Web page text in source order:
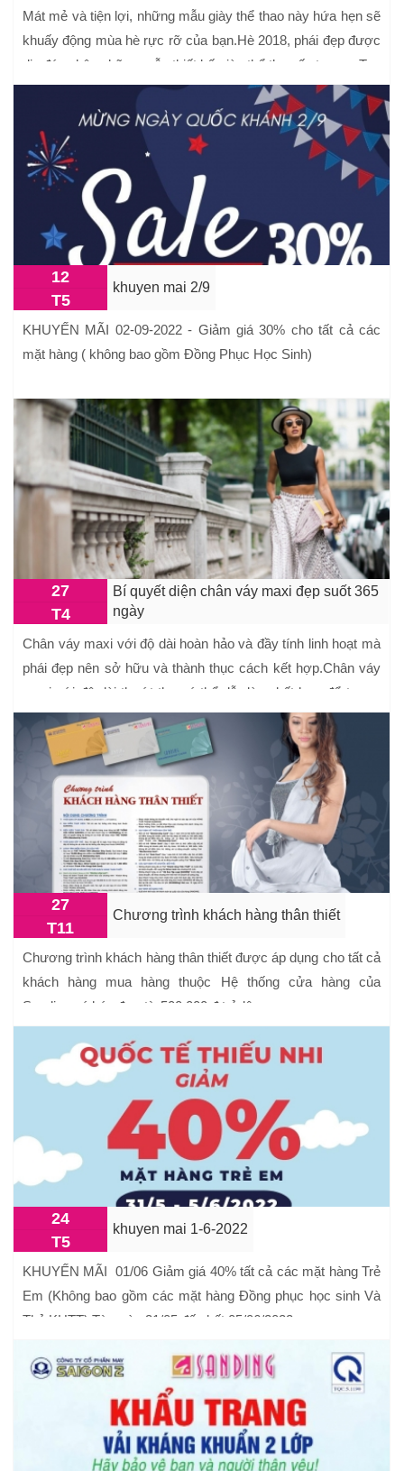
Mát mẻ và tiện lợi, những mẫu giày thể thao này hứa hẹn sẽ
khuấy động mùa hè rực rỡ của bạn.Hè 2018, phái đẹp được
dịp đón nhận những mẫu thiết kế giày thể thao ấn tượng. Tuy
nhiên ...
12
T5
khuyen mai 2/9
KHUYẾN MÃI 02-09-2022 - Giảm giá 30% cho tất cả các
mặt hàng ( không bao gồm Đồng Phục Học Sinh)
27
T4
Bí quyết diện chân váy maxi đẹp suốt 365
ngày
Chân váy maxi với độ dài hoàn hảo và đầy tính linh hoạt mà
phái đẹp nên sở hữu và thành thục cách kết hợp.Chân váy
maxi với độ dài thướt tha có thể dễ dàng kết hợp để tạo ra
phong ...
27
T11
Chương trình khách hàng thân thiết
Chương trình khách hàng thân thiết được áp dụng cho tất cả
khách hàng mua hàng thuộc Hệ thống cửa hàng của
Sanding có hóa đơn từ 500.000 đ trở lên.
24
T5
khuyen mai 1-6-2022
KHUYẾN MÃI 01/06 Giảm giá 40% tất cả các mặt hàng Trẻ
Em (Không bao gồm các mặt hàng Đồng phục học sinh Và
Thẻ KHTT) Từ ngày 31/05 đến hết 05/06/2022.